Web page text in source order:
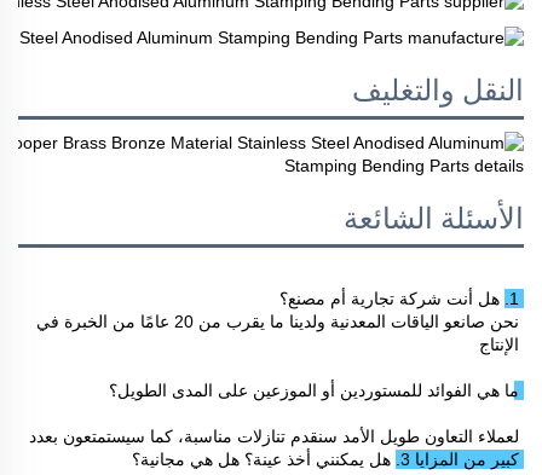
النقل والتغليف
الأسئلة الشائعة
1. هل أنت شركة تجارية أم مصنع؟
الإنتاج
ما هي الفوائد للمستوردين أو الموزعين على المدى الطويل؟
كبير من المزايا 3. هل يمكنني أخذ عينة؟ هل هي مجانية؟